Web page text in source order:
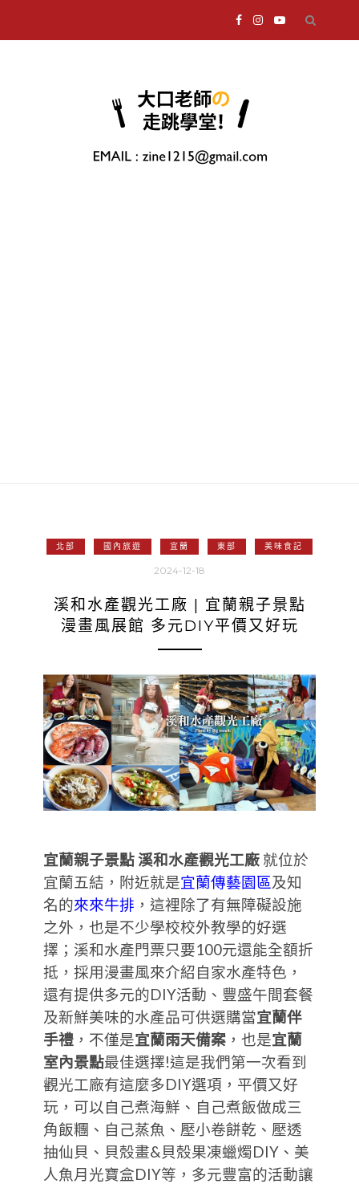
北部 國內旅遊 宜蘭 東部 美味食記
2024-12-18
溪和水產觀光工廠 | 宜蘭親子景點
漫畫風展館 多元DIY平價又好玩
宜蘭親子景點溪和水產觀光工廠 就位於
宜蘭五結，附近就是宜蘭傳藝園區及知
名的來來牛排 ，這裡除了有無障礙設施
之外，也是不少學校校外教學的好選
擇；溪和水產門票只要100元還能全額折
抵，採用漫畫風來介紹自家水產特色，
還有提供多元的DIY活動、豐盛午間套餐
及新鮮美味的水產品可供選購當宜蘭伴
手禮 ，不僅是宜蘭雨天備案 ，也是宜蘭
室內景點最佳選擇!這是我們第一次看到
觀光工廠有這麼多DIY選項，平價又好
玩，可以自己煮海鮮、自己煮飯做成三
角飯糰、自己蒸魚、壓小卷餅乾、壓透
抽仙貝、貝殼畫&貝殼果凍蠟燭DIY、美
人魚月光寶盒DIY等，多元豐富的活動讓